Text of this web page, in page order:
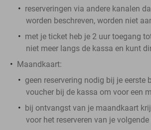
reserveringen via andere kanalen
worden beschreven, worden niet
met je ticket heb je 2 uur toegang
niet meer langs de kassa en kunt
Maandkaart:
geen reservering nodig bij je eerste
voucher bij de kassa om voor een
bij ontvangst van je maandkaart
voor het reserveren van je volgende